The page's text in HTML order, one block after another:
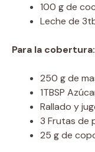
100 g de
Leche de
Para la cobertura:
250 g de
1TBSP
Rallado y
3 Frutas de
25 g de